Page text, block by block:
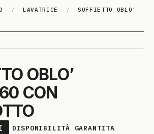
/ LAVATRICE /
SOFFIETTO OBLO'
OBLO’
CON
DISPONIBILITÀ GARANTITA